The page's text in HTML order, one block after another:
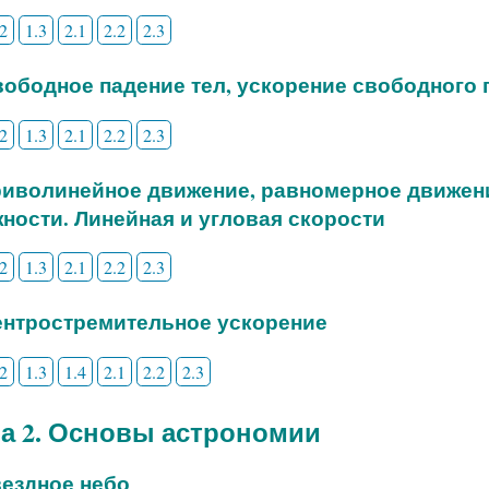
1.3 2.1 2.2 2.3
падение тел, ускорение свободного
1.3 2.1 2.2 2.3
движение, равномерное
Линейная и угловая скорости
1.3 2.1 2.2 2.3
ускорение
1.3 1.4 2.1 2.2 2.3
2. Основы астрономии